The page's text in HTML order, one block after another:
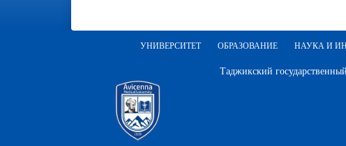
УНИВЕРСИТЕТ ОБРАЗОВАНИЕ НАУКА И
Таджикский